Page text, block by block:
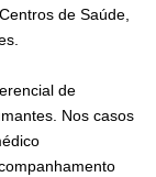
de Saúde,
de
Nos casos